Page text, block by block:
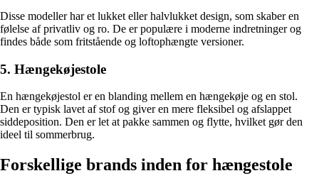
Disse modeller har et lukket eller halvlukket design, som skaber en
følelse af privatliv og ro. De er populære i moderne indretninger og
findes både som fritstående og loftophængte versioner.
5. Hængekøjestole
En hængekøjestol er en blanding mellem en hængekøje og en stol.
Den er typisk lavet af stof og giver en mere fleksibel og afslappet
siddeposition. Den er let at pakke sammen og flytte, hvilket gør den
ideel til sommerbrug.
Forskellige brands inden for hængestole